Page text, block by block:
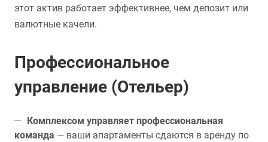
этот актив работает эффективнее, чем депозит или
валютные качели.
Профессиональное
управление (Отельер)
Комплексом управляет профессиональная
команда — ваши апартаменты сдаются в аренду по